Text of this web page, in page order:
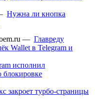
Нужна ли кнопка
— Главреду
Wallet в Telegram и
исполнил
блокировке
закроет турбо-страницы